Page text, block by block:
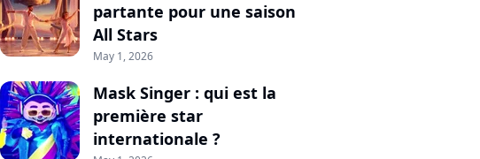
partante pour une saison
All Stars
May 1, 2026
Mask Singer : qui est la
première star
internationale ?